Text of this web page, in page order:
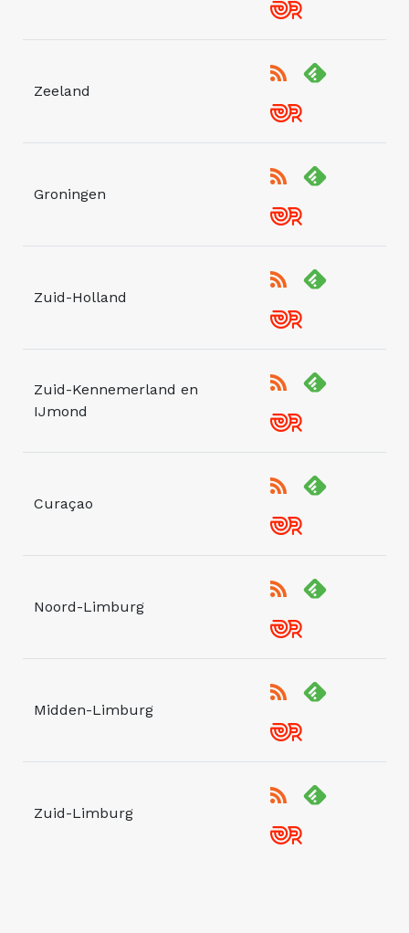
Zeeland
Groningen
Zuid-Holland
Zuid-Kennemerland en
IJmond
Curaçao
Noord-Limburg
Midden-Limburg
Zuid-Limburg